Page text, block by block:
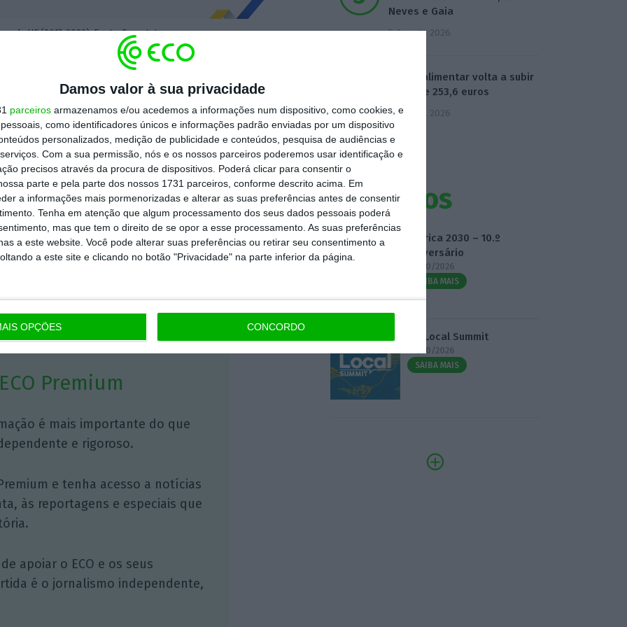
Damos valor à sua privacidade
parceiros armazenamos e/ou acedemos a informações num dispositivo, como cookies, e
como identificadores únicos e informações padrão enviadas por um dispositivo
personalizados, medição de publicidade e conteúdos, pesquisa de audiências e
Com a sua permissão, nós e os nossos parceiros poderemos usar identificação e
precisos através da procura de dispositivos. Poderá clicar para consentir o
parte e pela parte dos nossos 1731 parceiros, conforme descrito acima. Em
a informações mais pormenorizadas e alterar as suas preferências antes de consentir
Tenha em atenção que algum processamento dos seus dados pessoais poderá
mas que tem o direito de se opor a esse processamento. As suas preferências
a este website. Você pode alterar suas preferências ou retirar seu consentimento a
a este site e clicando no botão "Privacidade" na parte inferior da página.
OPÇÕES CONCORDO
pela UE (2017-2022). Fonte: Eurostat
a categoria mais comercializada.
no valor de 3,4 mil milhões de euros. E
comprou este tipo de veículos no ano
valor de 2,8 mil milhões de euros) e a
de euros).
exportações, num valor de 8,7 mil milhões
de 4,5 mil milhões de euros) e aNoruega
foram ospaíses para onde a União
em 2022.
https://eco.sapo.pt/2023/11/06/mais-de-40-dos-carros-eletricos-e-hibridos-na-uniao-europeia-sao-importados/ Copiar
Premium
é mais importante do que
e rigoroso.
e tenha acesso a notícias
às reportagens e especiais que
apoiar o ECO e os seus
é o jornalismo independente,
Neves e Gaia
5 Agosto 2026
Cabaz alimentar volta a subir
e atinge 253,6 euros
5 Agosto 2026
Eventos
Fábrica 2030 – 10.º
Aniversário
14/10/2026
SAIBA MAIS
3.º Local Summit
07/10/2026
SAIBA MAIS